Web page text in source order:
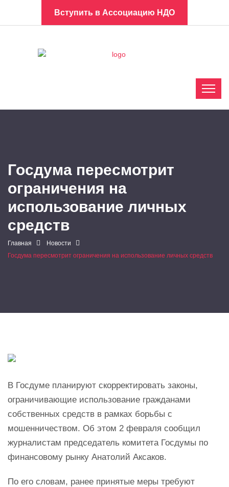
Вступить в Ассоциацию НДО
Госдума пересмотрит
ограничения на
использование личных
средств
Главная
Новости
Госдума пересмотрит ограничения на использование личных средств
В Госдуме планируют скорректировать законы,
ограничивающие использование гражданами
собственных средств в рамках борьбы с
мошенничеством. Об этом 2 февраля сообщил
журналистам председатель комитета Госдумы по
финансовому рынку Анатолий Аксаков.
По его словам, ранее принятые меры требуют